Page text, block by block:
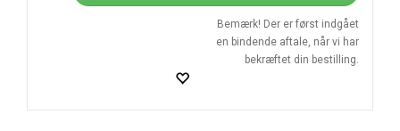
Bemærk! Der er først indgået
en bindende aftale, når vi har
bekræftet din bestilling.